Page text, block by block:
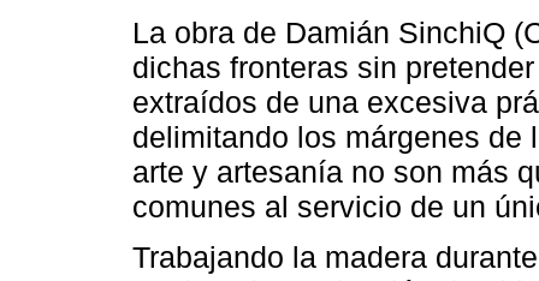
La obra de Damián SinchiQ
dichas fronteras sin
extraídos de una excesiva
delimitando los márgenes de
arte y artesanía no son más
comunes al servicio de un
Trabajando la madera